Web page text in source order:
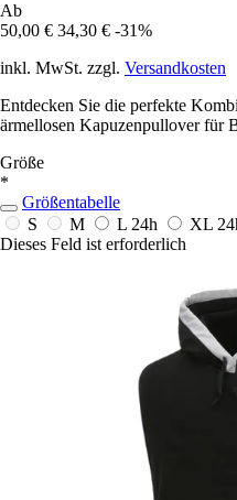
Ab
50,00 € 34,30 € -31%
inkl. MwSt. zzgl. Versandkosten
Entdecken Sie die perfekte
ärmellosen Kapuzenpullover für
Größe
*
Größentabelle
S
M L 24h XL
Dieses Feld ist erforderlich